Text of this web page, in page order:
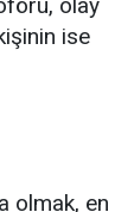
ise
olmak, en